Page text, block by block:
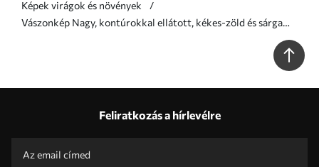
Képek virágok és növények
Vászonkép Nagy, kontúrokkal ellátott, kékes-zöld és sárga
virágok, sárga levelekkel körülvéve, absztrakt háttér előtt Nr
Feliratkozás a hírlevélre